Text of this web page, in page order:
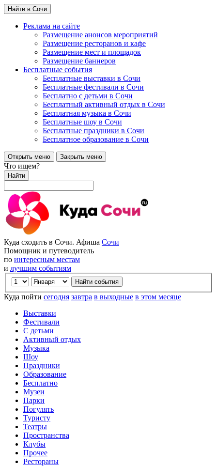
Найти в Сочи
Реклама на сайте
Размещение анонсов мероприятий
Размещение ресторанов и кафе
Размещение мест и площадок
Размещение баннеров
Бесплатные события
Бесплатные выставки в Сочи
Бесплатные фестивали в Сочи
Бесплатно с детьми в Сочи
Бесплатный активный отдых в Сочи
Бесплатная музыка в Сочи
Бесплатные шоу в Сочи
Бесплатные праздники в Сочи
Бесплатное образование в Сочи
Открыть меню Закрыть меню
Что ищем?
Найти
Куда сходить в Сочи. Афиша Сочи
Помощник и путеводитель
по интересным местам
и лучшим событиям
Куда пойти сегодня завтра в выходные в этом месяце
Выставки
Фестивали
С детьми
Активный отдых
Музыка
Шоу
Праздники
Образование
Бесплатно
Музеи
Парки
Погулять
Туристу
Театры
Пространства
Клубы
Прочее
Рестораны